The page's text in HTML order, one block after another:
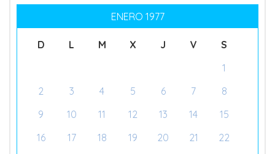
ENERO 1977
D L M X J V
S
1
2
3 4 5 6 7
8
9
10 11 12 13 14
15
16
17 18 19 20 21
22